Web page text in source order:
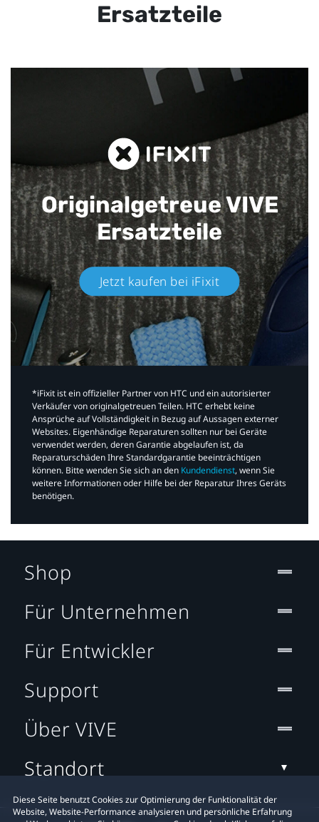
Ersatzteile
Originalgetreue VIVE
Ersatzteile
Jetzt kaufen bei iFixit​
*iFixit ist ein offizieller Partner von HTC und ein autorisierter
Verkäufer von originalgetreuen Teilen. HTC erhebt keine
Ansprüche auf Vollständigkeit in Bezug auf Aussagen externer
Websites. Eigenhändige Reparaturen sollten nur bei Geräte
verwendet werden, deren Garantie abgelaufen ist, da
Reparaturschäden Ihre Standardgarantie beeinträchtigen
können. Bitte wenden Sie sich an den Kundendienst, wenn Sie
weitere Informationen oder Hilfe bei der Reparatur Ihres Geräts
benötigen.​
Diese Seite benutzt Cookies zur Optimierung der Funktionalität der
Website, Website-Performance analysieren und persönliche Erfahrung
Shop
Für Unternehmen
Für Entwickler
Support
Über VIVE
Standort